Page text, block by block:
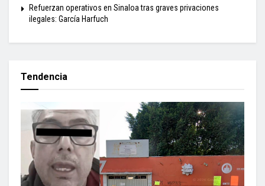
Refuerzan operativos en Sinaloa tras graves privaciones
ilegales: García Harfuch
Tendencia